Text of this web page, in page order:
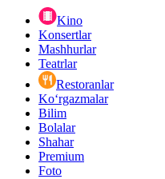
Kino
Konsertlar
Mashhurlar
Teatrlar
Restoranlar
Ko‘rgazmalar
Bilim
Bolalar
Shahar
Premium
Foto